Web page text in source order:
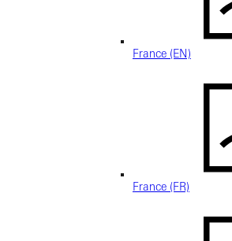
France (EN)
France (FR)